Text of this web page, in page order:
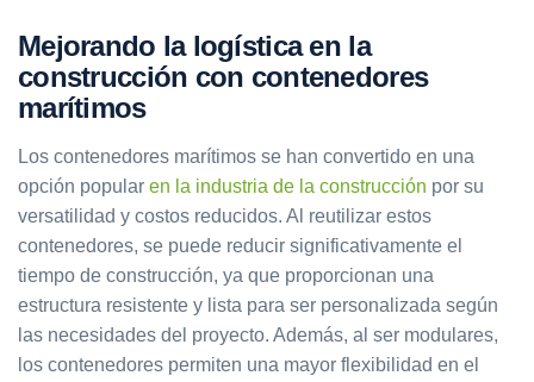
Mejorando la logística en la
construcción con contenedores
marítimos
Los contenedores marítimos se han convertido en una
opción popular en la industria de la construcción por su
versatilidad y costos reducidos. Al reutilizar estos
contenedores, se puede reducir significativamente el
tiempo de construcción, ya que proporcionan una
estructura resistente y lista para ser personalizada según
las necesidades del proyecto. Además, al ser modulares,
los contenedores permiten una mayor flexibilidad en el